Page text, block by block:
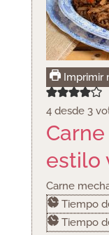
Imprimir
4desde 3
estilo
Carne
Tiempo
Tiempo